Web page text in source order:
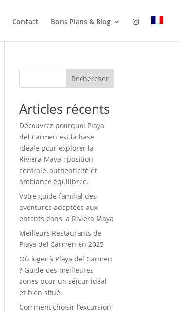
Contact Bons Plans & Blog
Rechercher
Articles récents
Découvrez pourquoi Playa
del Carmen est la base
idéale pour explorer la
Riviera Maya : position
centrale, authenticité et
ambiance équilibrée.
Votre guide familial des
aventures adaptées aux
enfants dans la Riviera Maya
Meilleurs Restaurants de
Playa del Carmen en 2025
Où loger à Playa del Carmen
? Guide des meilleures
zones pour un séjour idéal
et bien situé
Comment choisir l’excursion